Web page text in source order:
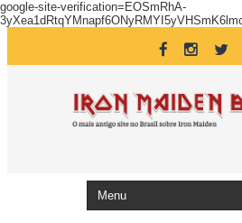
google-site-verification=EOSmRhA-